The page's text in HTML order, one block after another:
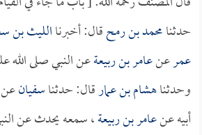
حدثنامحمد بن رمحقال: أخبرناالليث بن
عمرعنعامر بن ربيعةعن النبي صلى
وحدثناهشام بن عمارقال: حدثناسفيانعن
أبيه عنعامر بن ربيعة، سمعه يحدث عن